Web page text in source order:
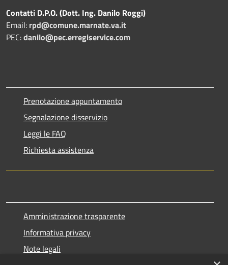
Contatti D.P.O. (Dott. Ing. Danilo Roggi)
Email: rpd@comune.marnate.va.it
PEC:danilo@pec.erregiservice.com
Prenotazione appuntamento
Segnalazione disservizio
Leggi le FAQ
Richiesta assistenza
Amministrazione trasparente
Informativa privacy
Note legali